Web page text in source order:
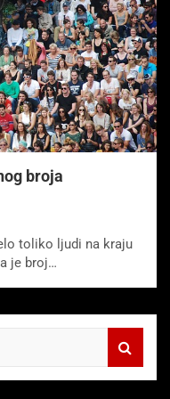
broja
toliko ljudi na kraju
je broj…